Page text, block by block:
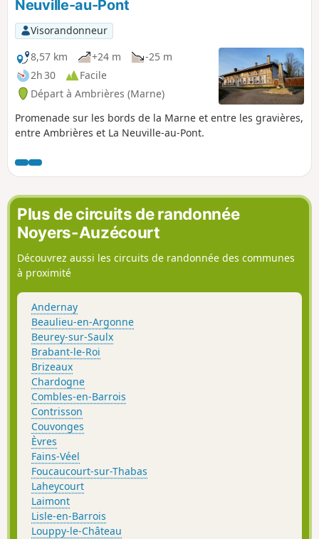
Neuville-au-Pont
Visorandonneur
8,57 km
+24 m
-25 m
2h 30
Facile
Départ à Ambrières (Marne)
Promenade sur les bords de la Marne et entre les gravières,
entre Ambrières et La Neuville-au-Pont.
Plus de circuits de randonnée
Noyers-Auzécourt
Découvrez aussi les circuits de randonnée des communes
à proximité
Andernay
Beaulieu-en-Argonne
Beurey-sur-Saulx
Brabant-le-Roi
Brizeaux
Chardogne
Combles-en-Barrois
Contrisson
Couvonges
Èvres
Fains-Véel
Foucaucourt-sur-Thabas
Laheycourt
Laimont
Lisle-en-Barrois
Louppy-le-Château